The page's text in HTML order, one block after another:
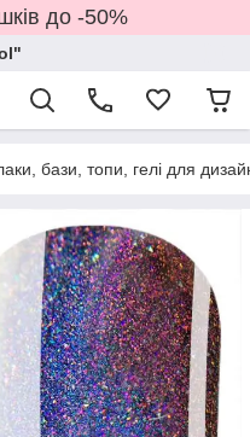
до -50%
бази, топи, гелі для